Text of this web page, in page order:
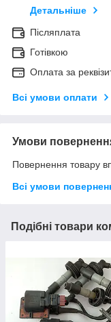
Детальніше
Післяплата
Готівкою
Оплата за
Всі умови оплати
Умови
Повернення товару
Всі умови
Подібні товари